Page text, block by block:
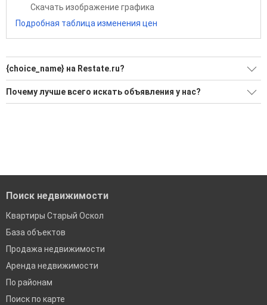
Скачать изображение графика
Подробная таблица изменения цен
{choice_name} на Restate.ru?
Воспользуйтесь нашим поиском по новостройкам, для
подбора подходящего вам варианта
Почему лучше всего искать объявления у нас?
Поиск недвижимости
Квартиры Старый Оскол
База объектов
Продажа недвижимости
Аренда недвижимости
По районам
Поиск по карте